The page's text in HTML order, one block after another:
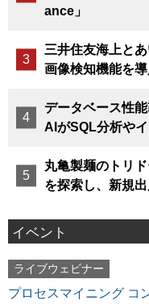
ance」
三井住友海上と
画像検知機能を
データベース性
AIがSQL分析や
丸亀製麺のトリ
を探索し、新規
イベント
ライブウェビナー
プロセスマイニング コ